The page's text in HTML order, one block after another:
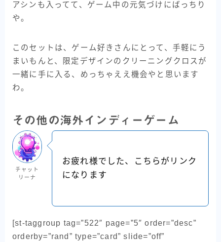
アシンも入ってて、ゲーム中の元気づけにばっちり
や。
このセットは、ゲーム好きさんにとって、手軽にう
まいもんと、限定デザインのクリーニングクロスが
一緒に手に入る、めっちゃええ機会やと思います
わ。
その他の海外インディーゲーム
チャット
リーナ
お疲れ様でした、こちらがリンク
になります
[st-taggroup tag=”522″ page=”5″ order=”desc”
orderby=”rand” type=”card” slide=”off”